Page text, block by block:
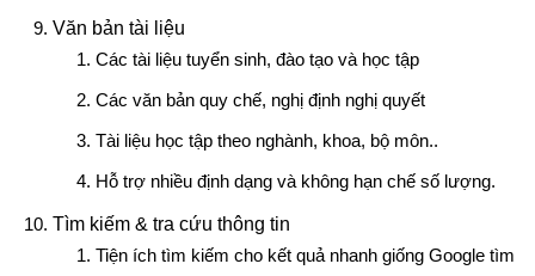
Văn bản tài liệu
Các tài liệu tuyển sinh, đào tạo và học tập
Các văn bản quy chế, nghị định nghị quyết
Tài liệu học tập theo nghành, khoa, bộ môn..
Hỗ trợ nhiều định dạng và không hạn chế số lượng.
Tìm kiếm & tra cứu thông tin
Tiện ích tìm kiếm cho kết quả nhanh giống Google tìm